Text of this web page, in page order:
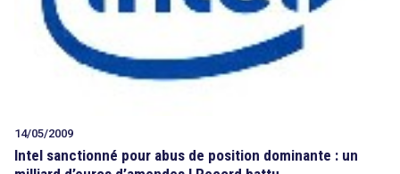
14/05/2009
Intel sanctionné pour abus de position dominante : un